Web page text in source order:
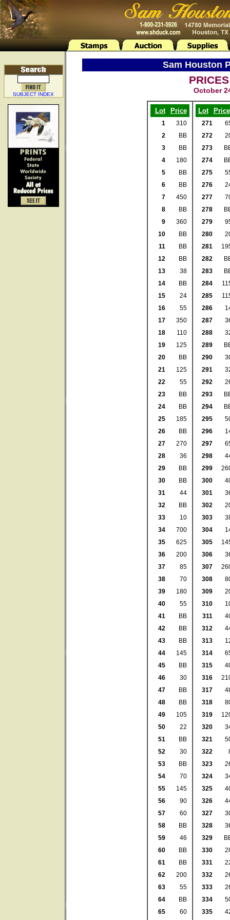
SUBJECT INDEX
Sam Houston
October
Lot Price
1
310
2
BB
3
BB
4
180
5
BB
6
BB
7
450
8
BB
9
360
10
BB
11
BB
12
BB
13
38
14
BB
15
24
16
55
17
350
18
110
19
125
20
BB
21
125
22
55
23
BB
24
BB
25
185
26
BB
27
270
28
36
29
BB
30
BB
31
44
32
BB
33
10
34
700
35
625
36
200
37
85
38
70
39
180
40
55
41
BB
42
BB
43
BB
44
145
45
BB
46
30
47
BB
48
BB
49
105
50
22
51
BB
52
30
53
BB
54
70
55
145
56
90
57
60
58
BB
59
46
60
BB
61
BB
62
200
63
55
64
BB
65
60
Lot Price
271
272
273
274
275
276
277
278
279
280
281
282
283
284
285
286
287
288
289
290
291
292
293
294
295
296
297
298
299
300
301
302
303
304
305
306
307
308
309
310
311
312
313
314
315
316
317
318
319
320
321
322
323
324
325
326
327
328
329
330
331
332
333
334
335